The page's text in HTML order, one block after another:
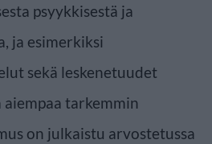
psyykkisestä ja
ja esimerkiksi
sekä leskenetuudet
tarkemmin
on julkaistu arvostetussa